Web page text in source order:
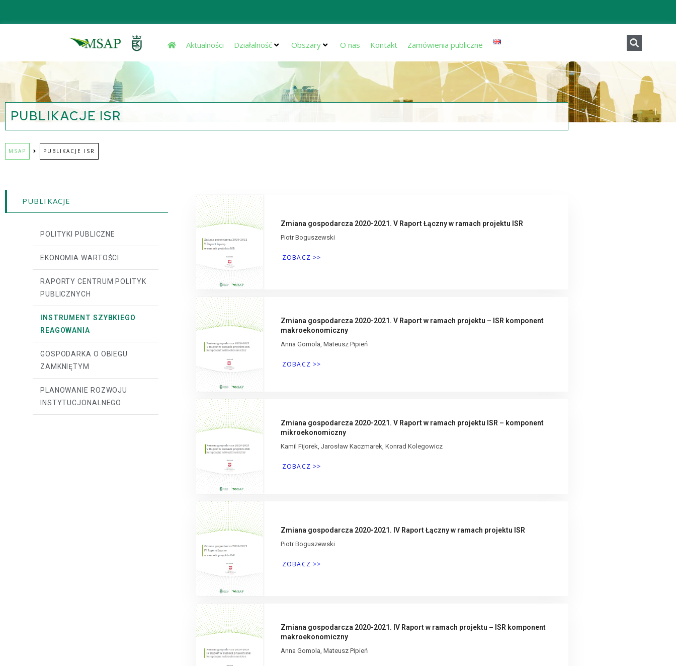
Aktualności Działalność Obszary O nas Kontakt Zamówienia publiczne
PUBLIKACJE ISR
MSAP PUBLIKACJE ISR
PUBLIKACJE
POLITYKI PUBLICZNE
EKONOMIA WARTOŚCI
RAPORTY CENTRUM POLITYK
PUBLICZNYCH
INSTRUMENT SZYBKIEGO
REAGOWANIA
GOSPODARKA O OBIEGU
ZAMKNIĘTYM
PLANOWANIE ROZWOJU
INSTYTUCJONALNEGO
Zmiana gospodarcza 2020-2021. V Raport Łączny w ramach projektu ISR
Piotr Boguszewski
ZOBACZ >>
Zmiana gospodarcza 2020-2021. V Raport w ramach projektu – ISR komponent
makroekonomiczny
Anna Gomola, Mateusz Pipień
ZOBACZ >>
Zmiana gospodarcza 2020-2021. V Raport w ramach projektu ISR – komponent
mikroekonomiczny
Kamil Fijorek, Jarosław Kaczmarek, Konrad Kolegowicz
ZOBACZ >>
Zmiana gospodarcza 2020-2021. IV Raport Łączny w ramach projektu ISR
Piotr Boguszewski
ZOBACZ >>
Zmiana gospodarcza 2020-2021. IV Raport w ramach projektu – ISR komponent
makroekonomiczny
Anna Gomola, Mateusz Pipień